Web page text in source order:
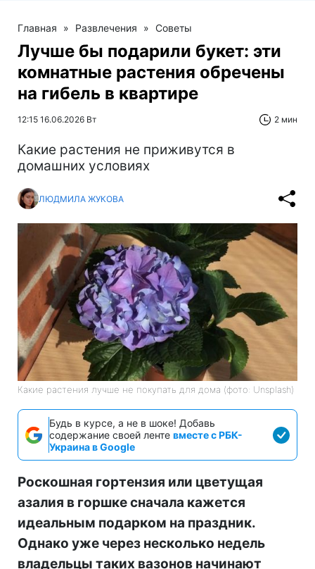
Главная » Развлечения » Советы
Лучше бы подарили букет: эти
комнатные растения обречены
на гибель в квартире
12:15 16.06.2026 Вт 2 мин
Какие растения не приживутся в
домашних условиях
ЛЮДМИЛА ЖУКОВА
Какие растения лучше не покупать для дома (фото: Unsplash)
Будь в курсе, а не в шоке! Добавь
содержание своей ленте вместе с РБК-
Украина в Google
Роскошная гортензия или цветущая
азалия в горшке сначала кажется
идеальным подарком на праздник.
Однако уже через несколько недель
владельцы таких вазонов начинают